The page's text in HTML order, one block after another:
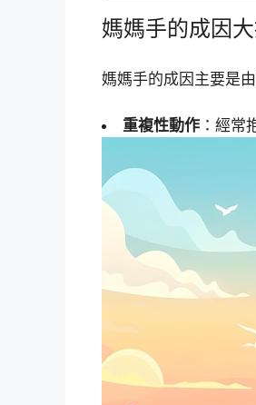
媽媽手的成因
媽媽手的成因主要是
重複性動作 ：經常